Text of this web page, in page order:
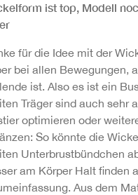
ist top, Modell
für die Idee mit der
bei allen Bewegungen,
ist. Also es ist ein
Träger sind auch sehr
optimieren oder
So könnte die
Unterbrustbündchen
am Körper Halt finden
Aus dem